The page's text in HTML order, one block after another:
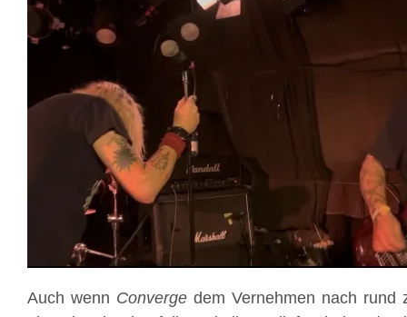
Auch wenn Converge dem Vernehmen nach rund